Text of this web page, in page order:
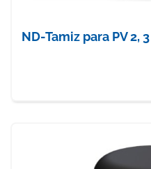
ND-Tamiz para PV 2,